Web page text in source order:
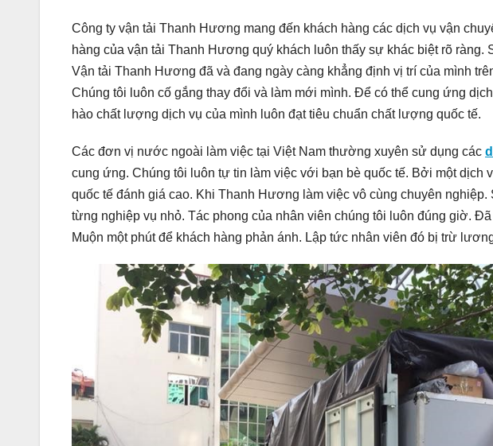
Công ty vận tải Thanh Hương mang đến khách hàng các dịch vụ vận
hàng của vận tải Thanh Hương quý khách luôn thấy sự khác biệt rõ
Vận tải Thanh Hương đã và đang ngày càng khẳng định vị trí của mình
Chúng tôi luôn cố gắng thay đổi và làm mới mình. Để có thể cung ứng
hào chất lượng dịch vụ của mình luôn đạt tiêu chuẩn chất lượng quốc tế.
Các đơn vị nước ngoài làm việc tại Việt Nam thường xuyên sử dụng các
cung ứng. Chúng tôi luôn tự tin làm việc với bạn bè quốc tế. Bởi một dịch
quốc tế đánh giá cao. Khi Thanh Hương làm việc vô cùng chuyên
từng nghiệp vụ nhỏ. Tác phong của nhân viên chúng tôi luôn đúng giờ.
Muộn một phút để khách hàng phản ánh. Lập tức nhân viên đó bị trừ